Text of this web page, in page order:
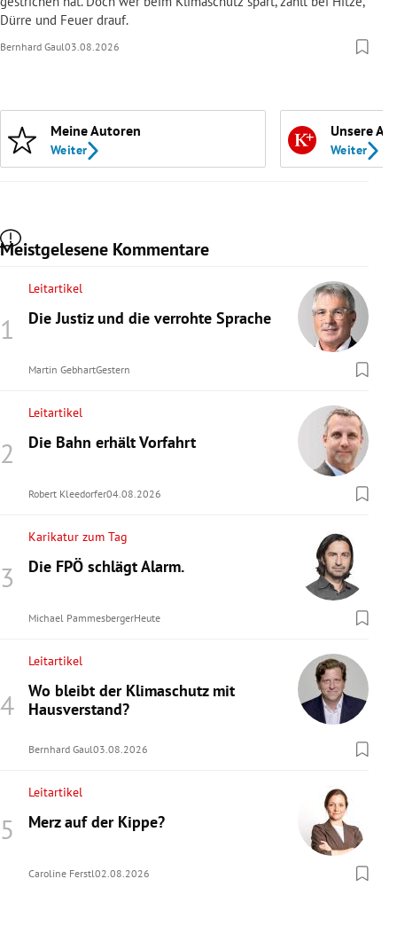
Dürre und Feuer drauf.
Bernhard Gaul03.08.2026
Meine Autoren
Weiter
Unsere
Weiter
Meistgelesene Kommentare
Leitartikel
Die Justiz und die verrohte Sprache
Martin GebhartGestern
Leitartikel
Die Bahn erhält Vorfahrt
Robert Kleedorfer04.08.2026
Karikatur zum Tag
Die FPÖ schlägt Alarm.
Michael PammesbergerHeute
Leitartikel
Wo bleibt der Klimaschutz mit
Hausverstand?
Bernhard Gaul03.08.2026
Leitartikel
Merz auf der Kippe?
Caroline Ferstl02.08.2026